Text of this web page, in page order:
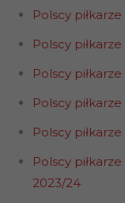
Polscy
Polscy
Polscy
Polscy
Polscy
Polscy
2023/24